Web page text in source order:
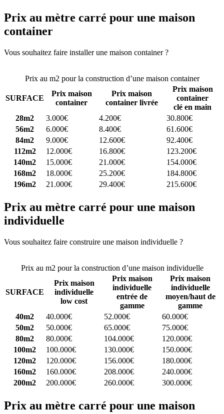
Prix au mètre carré pour une maison
container
Vous souhaitez faire installer une maison container ?
Prix au m2 pour la construction d’une maison container
SURFACE
Prix maison
container
Prix maison
container livrée
Prix maison
container
clé en main
28m2
3.000€ 4.200€
30.800€
56m2
6.000€ 8.400€
61.600€
84m2
9.000€ 12.600€
92.400€
112m2
12.000€ 16.800€
123.200€
140m2
15.000€ 21.000€
154.000€
168m2
18.000€ 25.200€
184.800€
196m2
21.000€ 29.400€ 215.600€
Prix au mètre carré pour une maison
individuelle
Vous souhaitez faire construire une maison individuelle ?
Prix au m2 pour la construction d’une maison individuelle
SURFACE
Prix maison
individuelle
low cost
Prix maison
individuelle
entrée de
gamme
Prix maison
individuelle
moyen/haut de
gamme
40m2
40.000€ 52.000€
60.000€
50m2
50.000€ 65.000€
75.000€
80m2
80.000€ 104.000€
120.000€
100m2
100.000€ 130.000€
150.000€
120m2
120.000€ 156.000€
180.000€
160m2
160.000€ 208.000€
240.000€
200m2
200.000€ 260.000€ 300.000€
Prix au mètre carré pour une maison